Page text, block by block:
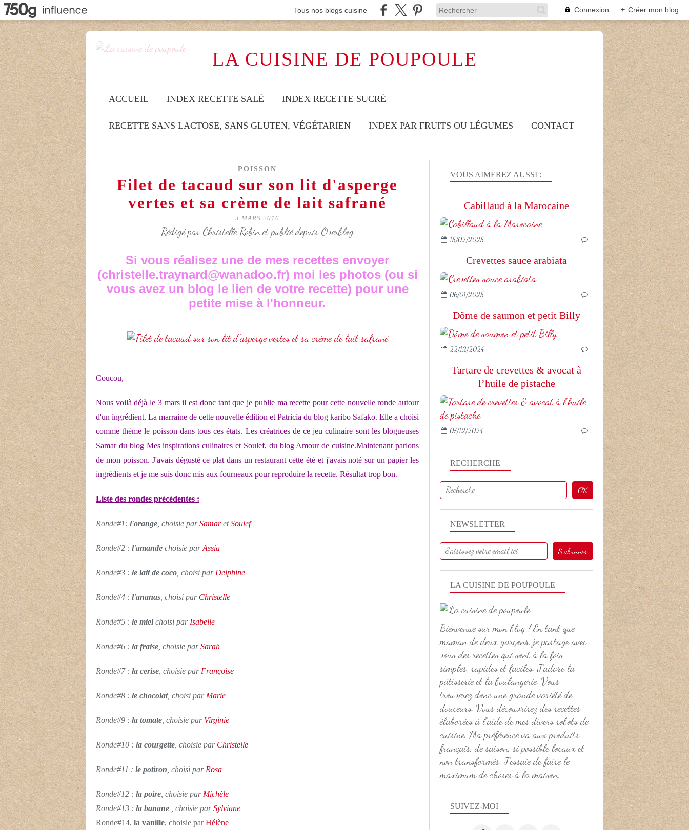
Tous nos blogs cuisine Connexion + Créer mon blog
LA CUISINE DE POUPOULE
ACCUEIL INDEX RECETTE SALÉ INDEX RECETTE SUCRÉ
RECETTE SANS LACTOSE, SANS GLUTEN, VÉGÉTARIEN INDEX PAR FRUITS OU LÉGUMES CONTACT
POISSON
Filet de tacaud sur son lit d'asperge
vertes et sa crème de lait safrané
3 MARS 2016
Rédigé par Christelle Robin et publié depuis Overblog
Si vous réalisez une de mes recettes envoyer
(christelle.traynard@wanadoo.fr) moi les photos (ou si
vous avez un blog le lien de votre recette) pour une
petite mise à l'honneur.
Coucou,
Nous voilà déjà le 3 mars il est donc tant que je publie ma recette pour cette nouvelle ronde autour
d'un ingrédient. La marraine de cette nouvelle édition et Patricia du blog karibo Safako. Elle a choisi
comme thème le poisson dans tous ces états. Les créatrices de ce jeu culinaire sont les blogueuses
Samar du blog Mes inspirations culinaireset Soulef, du blog Amour de cuisine.Maintenant parlons
de mon poisson. J'avais dégusté ce plat dans un restaurant cette été et j'avais noté sur un papier les
ingrédients et je me suis donc mis aux fourneaux pour reproduire la recette. Résultat trop bon.
Liste des rondes précédentes :
Ronde#1: l'orange , choisie parSamaretSoulef
Ronde#2 : l'amande choisie parAssia
Ronde#3 : le lait de coco , choisi par Delphine
Ronde#4 : l'ananas , choisi par Christelle
Ronde#5 : le mielchoisi par Isabelle
Ronde#6 : la fraise , choisie parSarah
Ronde#7 : la cerise , choisie par Françoise
Ronde#8 : le chocolat, choisi par Marie
Ronde#9 : la tomate , choisie par Virginie
Ronde#10 : la courgette , choisie par Christelle
Ronde#11 : le potiron , choisi par Rosa
Ronde#12 : la poire , choisie par Michèle
Ronde#13 : la banane , choisie parSylviane
Ronde#14, la vanille, choisie parHélène
NEWSLETTER
SUIVEZ-MOI
RECHERCHE
LA CUISINE DE POUPOULE
Bienvenue sur mon blog ! En tant que
maman de deux garçons, je partage avec
vous des recettes qui sont à la fois
simples, rapides et faciles. J'adore la
pâtisserie et la boulangerie. Vous
trouverez donc une grande variété de
douceurs. Vous découvrirez des recettes
élaborées à l'aide de mes divers robots de
cuisine. Ma préférence va aux produits
français, de saison, si possible locaux et
non transformés. J'essaie de faire le
maximum de choses à la maison.
VOUS AIMEREZ AUSSI :
Cabillaud à la Marocaine
15/02/2025 …
Crevettes sauce arabiata
06/01/2025 …
Dôme de saumon et petit Billy
22/12/2024 …
Tartare de crevettes & avocat à
l’huile de pistache
07/12/2024 …